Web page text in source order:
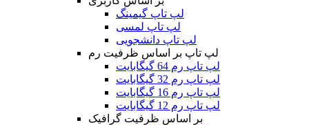
لپ تاپ گیمینگ
لپ تاپ لمسی
لپ تاپ دانشجویی
لپ تاپ بر اساس ظرفیت رم
لپ تاپ رم 64 گیگابایت
لپ تاپ رم 32 گیگابایت
لپ تاپ رم 16 گیگابایت
لپ تاپ رم 12 گیگابایت
بر اساس ظرفیت گرافیک